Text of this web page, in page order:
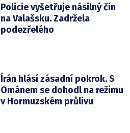
Policie vyšetřuje násilný čin
na Valašsku. Zadržela
podezřelého
Írán hlásí zásadní pokrok. S
Ománem se dohodl na režimu
v Hormuzském průlivu